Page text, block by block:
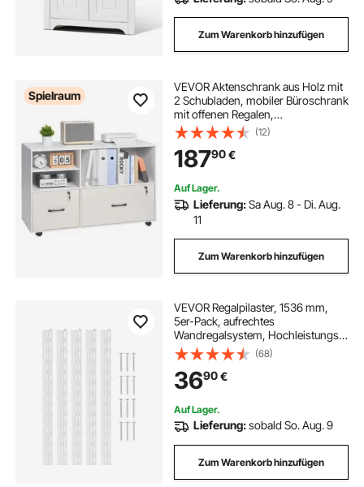
Zum Warenkorb hinzufügen
Spielraum
VEVOR Aktenschrank aus Holz mit
2 Schubladen, mobiler Büroschrank
mit offenen Regalen,
abschließbarer seitlicher
Rollaktenschrank mit verstellbaren
Regalen, Druckerständer für Schule
Büro, weiß
(12)
18790€
Auf Lager.
Lieferung:Sa Aug. 8 - Di. Aug.
11
Zum Warenkorb hinzufügen
VEVOR Regalpilaster, 1536 mm,
5er-Pack, aufrechtes
Wandregalsystem, Hochleistungs-
Stützsystem mit zwei Schlitzen, 25
Schrauben, geeignet für die
Organisation von Schränken und
Schränken, Silber
(68)
3690€
Auf Lager.
Lieferung:sobald So. Aug. 9
Zum Warenkorb hinzufügen